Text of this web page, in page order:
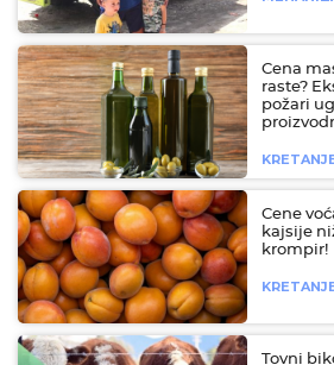
Cena
raste?
požari
Cene
kajsije
krompir!
Tovni